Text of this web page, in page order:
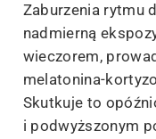
Zaburzenia rytmu
nadmierną
wieczorem,
melatonina-
Skutkuje to
i podwyższonym